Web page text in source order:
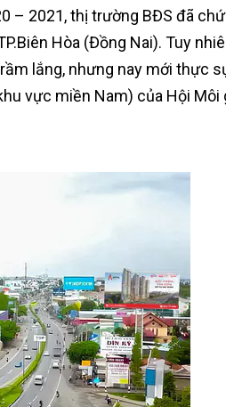
– 2021, thị trường BĐS đã
Hòa (Đồng Nai). Tuy
lắng, nhưng nay mới thực
vực miền Nam) của Hội